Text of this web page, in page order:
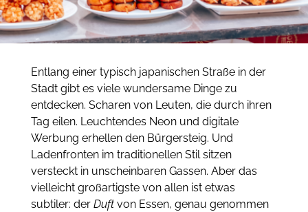
Entlang einer typisch japanischen Straße in der
Stadt gibt es viele wundersame Dinge zu
entdecken. Scharen von Leuten, die durch ihren
Tag eilen. Leuchtendes Neon und digitale
Werbung erhellen den Bürgersteig. Und
Ladenfronten im traditionellen Stil sitzen
versteckt in unscheinbaren Gassen. Aber das
vielleicht großartigste von allen ist etwas
subtiler: der Duftvon Essen, genau genommen